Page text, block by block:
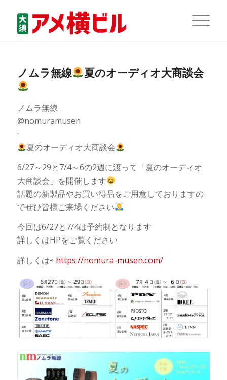
ノムラ無線 夏のオーディオ大商談会
ノムラ無線
@nomuramusen
·
夏のオーディオ大商談会
6/27～29と7/4～6の2週に渡って「夏のオーディオ
大商談会」を開催します
話題の新製品やお買い得品をご用意しておりますの
でぜひ皆様ご来場ください
今回は6/27と7/4は予約制となります
詳しくはHPをご覧ください
詳しくは⇨ https://nomura-musen.com/